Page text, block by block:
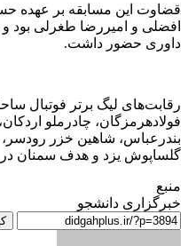
قضاوت این مسابقه بر عهده
افضلی و امیررضا طغرلی بود
داوری حضور داشت.
رقابت‌های لیگ برتر فوتبال
فولادهرمزگان، چادرملو
بندرعباس، شاهین خزر رودسر،
گلساپوش یزد و هدف سمنان
منبع
خبرگزاری دانشجو